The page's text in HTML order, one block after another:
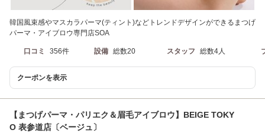
韓国風束感やマスカラパーマ(ティント)などトレンドデザインができるまつげ
パーマ・アイブロウ専門店SOA
口コミ 356件 設備 総数20 スタッフ 総数4人
クーポンを表示
【まつげパーマ・パリエク＆眉毛アイブロウ】BEIGE TOKY
O 表参道店〔ベージュ〕